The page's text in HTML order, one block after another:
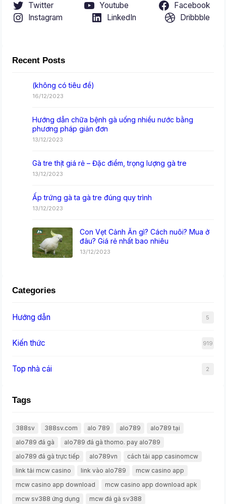
Twitter Youtube
Facebook
Instagram
LinkedIn Dribbble
Recent Posts
(không có tiêu đề)
16/12/2023
Hướng dẫn chữa bệnh gà uống nhiều nước bằng
phương pháp giản đơn
13/12/2023
Gà tre thịt giá rẻ – Đặc điểm, trọng lượng gà tre
13/12/2023
Ấp trứng gà ta gà tre đúng quy trình
13/12/2023
Con Vẹt Cảnh Ăn gì? Cách nuôi? Mua ở
đâu? Giá rẻ nhất bao nhiêu
13/12/2023
Categories
Hướng dẫn 5
Kiến thức 919
Top nhà cái 2
Tags
388sv 388sv.com alo 789 alo789
alo789 tại
alo789 đá gà
alo789 đá gà thomo. pay alo789
alo789 đá gà trực tiếp
alo789vn
cách tải app casinomcw
link tải mcw casino
link vào alo789
mcw casino app
mcw casino app download
mcw casino app download apk
mcw sv388 ứng dụng
mcw đá gà sv388